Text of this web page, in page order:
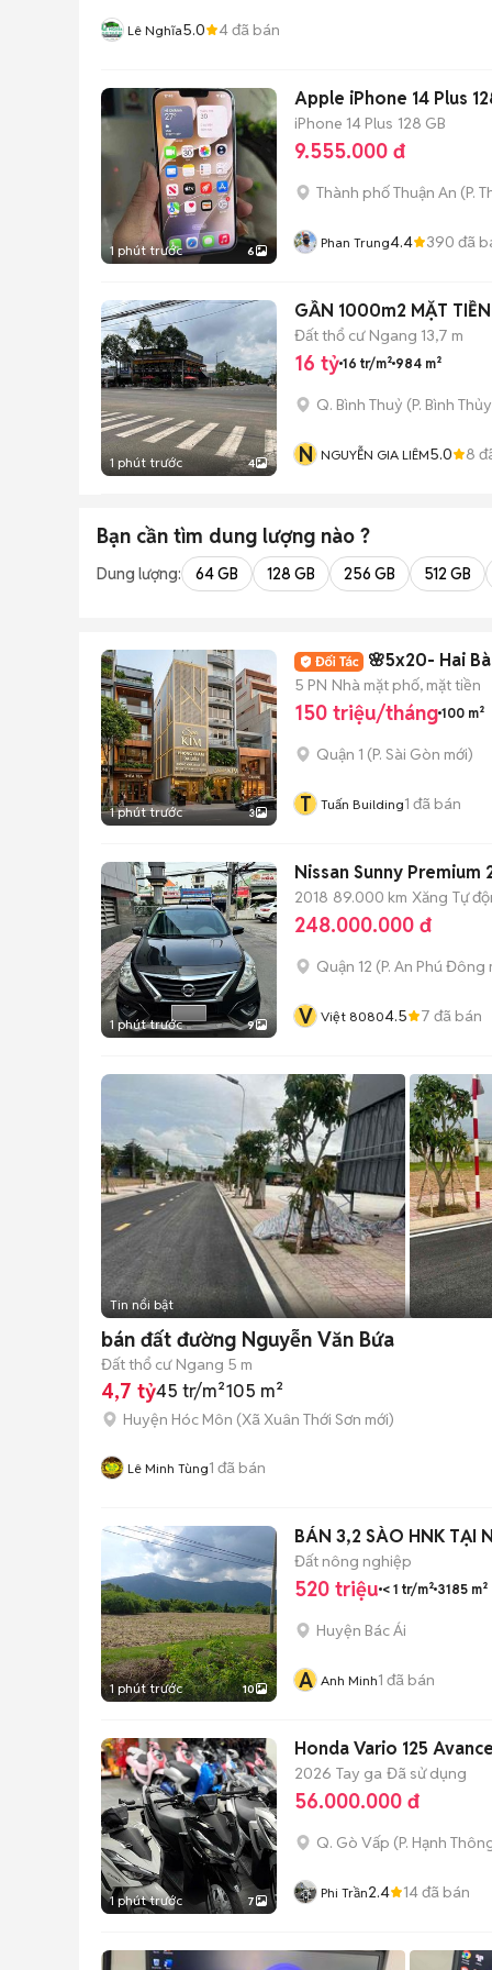
Lê Nghĩa5.0 4đã bán
1 phút trước 6
Apple iPhone 14 Plus
iPhone 14 Plus 128 GB
9.555.000 đ
Thành phố Thuận An (P.
Phan Trung4.4 390 đã
1 phút trước 4
GẦN 1000m2 MẶT
Đất thổ cư Ngang 13,7 m
16 tỷ 16 tr/m² 984 m²
Q. Bình Thuỷ (P. Bình Thủy
N NGUYỄN GIA LIÊM5.0 8
Bạn cần tìm dung lượng nào ?
Dung lượng: 64 GB 128 GB 256 GB 512 GB
1 phút trước 3
🌸5x20- Hai
5 PN Nhà mặt phố, mặt tiền
150 triệu/tháng 100 m²
Quận 1 (P. Sài Gòn mới)
T Tuấn Building1 đã bán
1 phút trước 9
Nissan Sunny Premium
2018 89.000 km Xăng Tự
248.000.000 đ
Quận 12 (P. An Phú Đông
V Việt 80804.5 7 đã bán
Tin nổi bật
bán đất đường Nguyễn Văn Bứa
Đất thổ cư Ngang 5 m
4,7 tỷ45 tr/m²105 m²
Huyện Hóc Môn (Xã Xuân Thới Sơn mới)
Lê Minh Tùng1 đã bán
1 phút trước 10
BÁN 3,2 SÀO HNK TẠI
Đất nông nghiệp
520 triệu < 1 tr/m² 3185 m²
Huyện Bác Ái
A Anh Minh1 đã bán
1 phút trước 7
Honda Vario 125
2026 Tay ga Đã sử dụng
56.000.000 đ
Q. Gò Vấp (P. Hạnh
Phi Trần2.4 14đã bán